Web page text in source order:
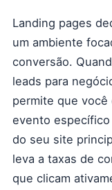
Landing pages
um ambiente
conversão.
leads para
permite que
evento específico
do seu site
leva a taxas de
que clicam